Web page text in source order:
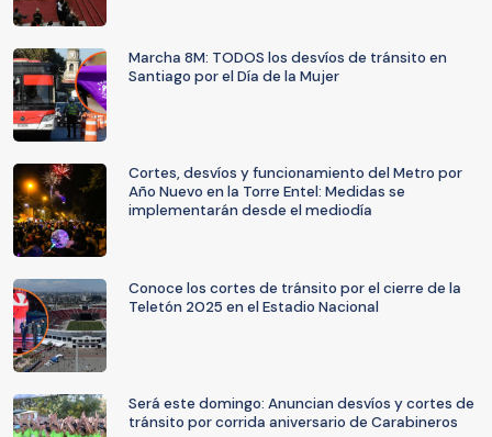
Marcha 8M: TODOS los desvíos de tránsito en
Santiago por el Día de la Mujer
Cortes, desvíos y funcionamiento del Metro por
Año Nuevo en la Torre Entel: Medidas se
implementarán desde el mediodía
Conoce los cortes de tránsito por el cierre de la
Teletón 2025 en el Estadio Nacional
Será este domingo: Anuncian desvíos y cortes de
tránsito por corrida aniversario de Carabineros